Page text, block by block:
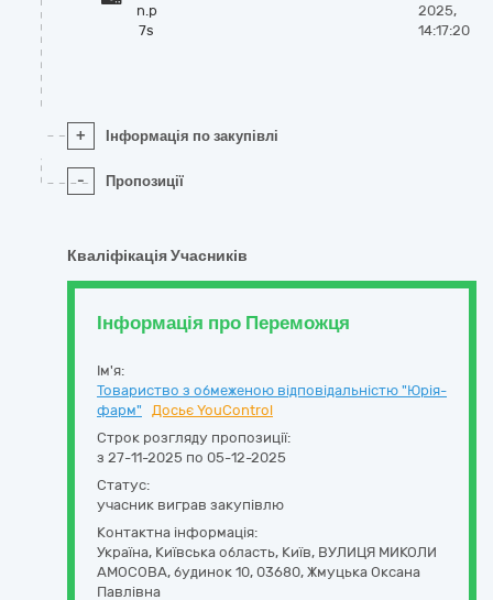
n.p
7s
2025,
14:17:20
+ Інформація по закупівлі
- Пропозиції
Кваліфікація Учасників
Інформація про Переможця
Ім'я:
Товариство з обмеженою відповідальністю "Юрія-
фарм"
Досьє YouControl
Строк розгляду пропозиції:
з 27-11-2025 по 05-12-2025
Статус:
учасник виграв закупівлю
Контактна інформація:
Україна, Київська область, Київ, ВУЛИЦЯ МИКОЛИ
АМОСОВА, будинок 10, 03680, Жмуцька Оксана
Павлівна